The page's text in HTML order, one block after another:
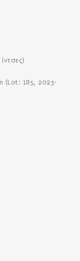
(Lot: 185, 2023-